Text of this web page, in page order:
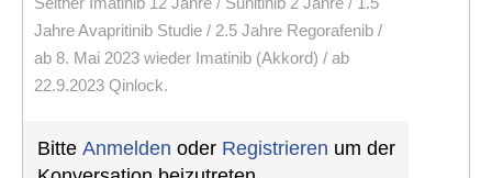
Jahre Avapritinib Studie / 2.5 Jahre Regorafenib /
ab 8. Mai 2023 wieder Imatinib (Akkord) / ab
22.9.2023 Qinlock.
Bitte Anmelden oder Registrieren um der